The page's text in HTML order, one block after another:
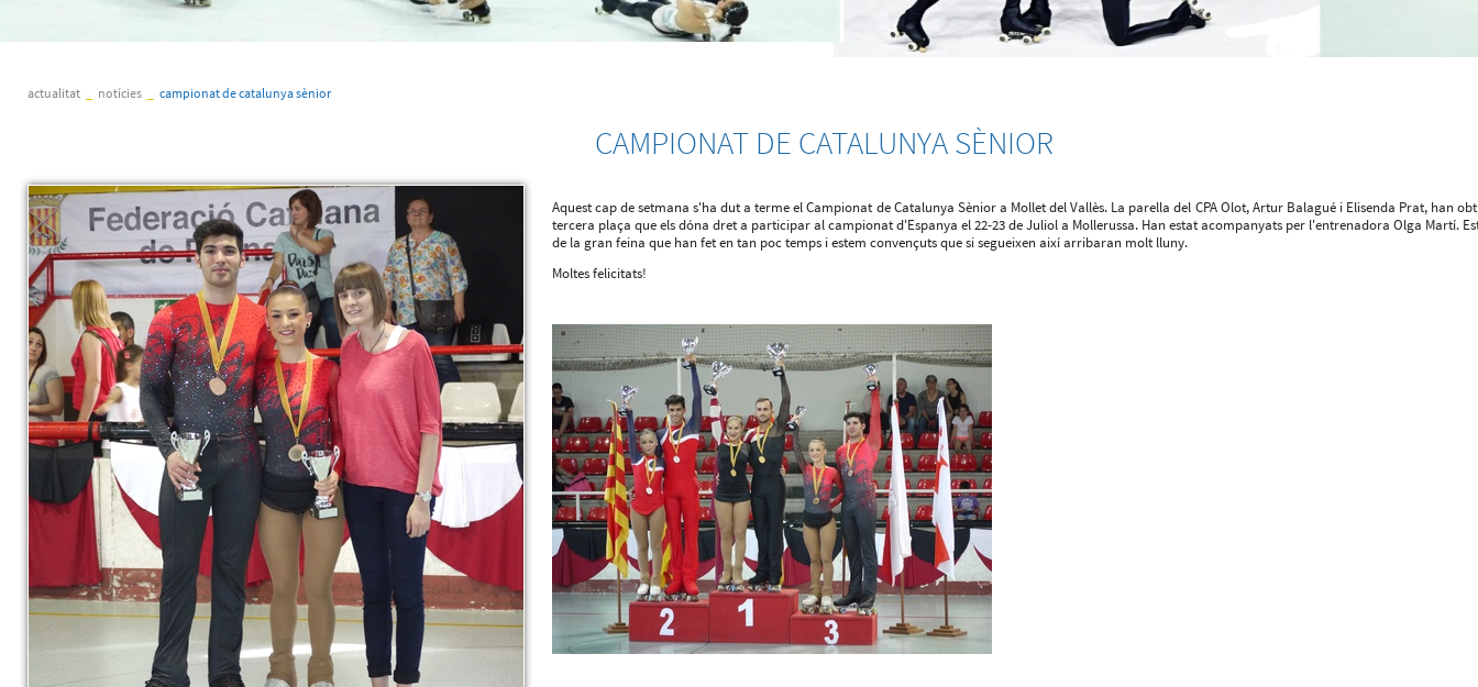
actualitat notícies campionat de catalunya sènior
CAMPIONAT DE CATALUNYA SÈNIOR
Aquest cap de setmana s'ha dut a terme el Campionat de Catalunya Sènior a Mollet del Vallès. La parella del CPA Olot, Artur Balagué i Elisenda Prat, han
tercera plaça que els dóna dret a participar al campionat d'Espanya el 22-23 de Juliol a Mollerussa. Han estat acompanyats per l'entrenadora Olga Martí.
de la gran feina que han fet en tan poc temps i estem convençuts que si segueixen així arribaran molt lluny.
Moltes felicitats!